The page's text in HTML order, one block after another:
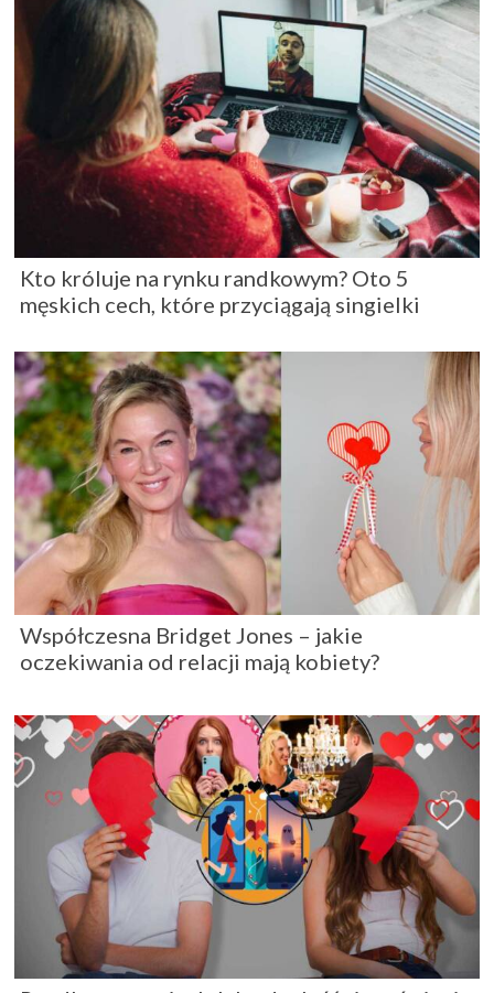
Kto króluje na rynku randkowym? Oto 5
męskich cech, które przyciągają singielki
Współczesna Bridget Jones – jakie
oczekiwania od relacji mają kobiety?